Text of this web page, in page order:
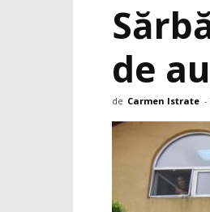
de
de Carmen Istrate -